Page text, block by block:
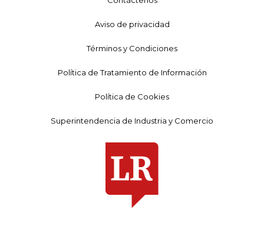
Aviso de privacidad
Términos y Condiciones
Política de Tratamiento de Información
Política de Cookies
Superintendencia de Industria y Comercio